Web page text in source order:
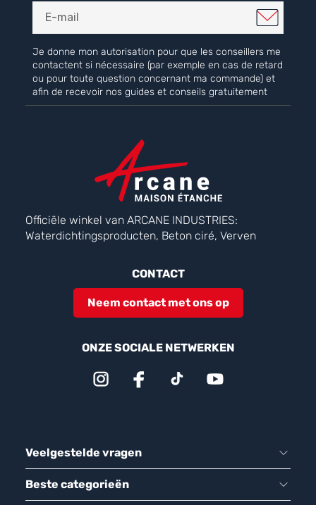
Je donne mon autorisation pour que les conseillers me
contactent si nécessaire (par exemple en cas de retard
ou pour toute question concernant ma commande) et
afin de recevoir nos guides et conseils gratuitement
Officiële winkel van ARCANE INDUSTRIES:
Waterdichtingsproducten, Beton ciré, Verven
CONTACT
Neem contact met ons op
ONZE SOCIALE NETWERKEN
Veelgestelde vragen
Beste categorieën